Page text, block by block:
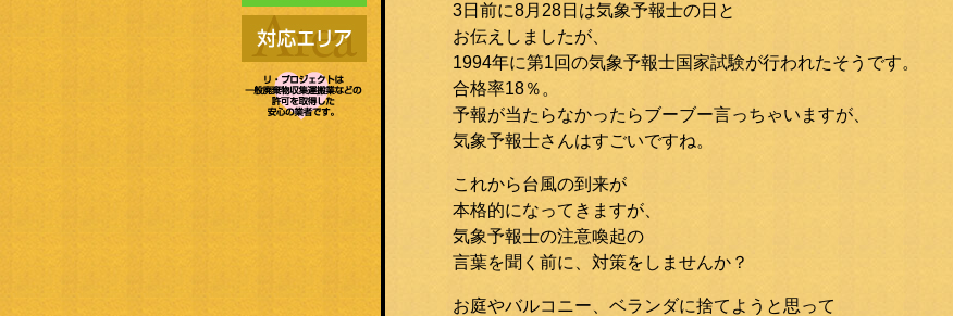
3日前に8月28日は気象予報士の日と
お伝えしましたが、
1994年に第1回の気象予報士国家試験が行われたそうです。
合格率18％。
予報が当たらなかったらブーブー言っちゃいますが、
気象予報士さんはすごいですね。
これから台風の到来が
本格的になってきますが、
気象予報士の注意喚起の
言葉を聞く前に、対策をしませんか？
お庭やバルコニー、ベランダに捨てようと思って